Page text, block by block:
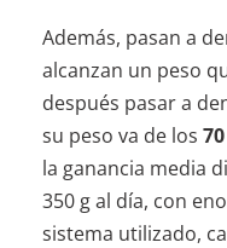
Además, pasan a
alcanzan un peso
después pasar a
su peso va de los
la ganancia media
350 g al día, con
sistema utilizado,